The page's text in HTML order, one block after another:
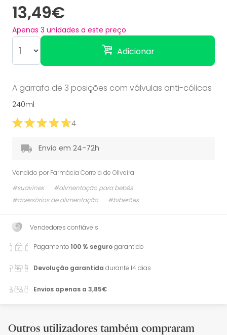
13,49€
Apenas 3 unidades a este preço
Adicionar
A garrafa de 3 posições com válvulas anti-cólicas
240ml
4
Envio em 24-72h
Vendido por Farmácia Correia de Oliveira
#suavinex
#alimentação para bebés
#acessórios de alimentação
#biberões
Vendedores confiáveis
Pagamento100 % segurogarantido
Devolução garantida durante 14 dias
Envios apenas a 3,85€
Outros utilizadores também compraram